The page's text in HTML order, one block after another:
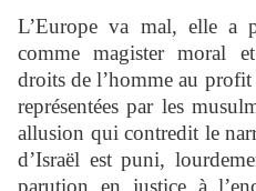
L’Europe va mal, elle a
comme magister moral
droits de l’homme au profit
représentées par les
allusion qui contredit le
d’Israël est puni,
parution en justice à